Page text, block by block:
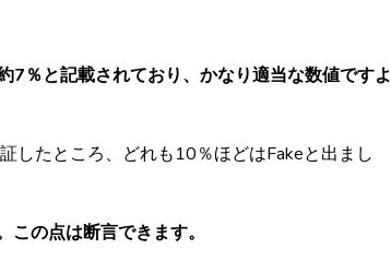
％と記載されており、かなり適当な数値ですよ
したところ、どれも10％ほどはFakeと出まし
の点は断言できます。